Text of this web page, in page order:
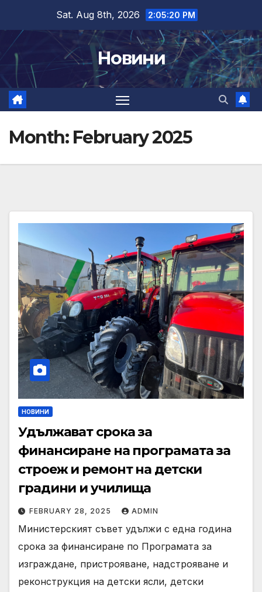
content
Sat. Aug 8th, 2026 2:05:22 PM
Новини
Month: February 2025
НОВИНИ
Удължават срока за
финансиране на програмата за
строеж и ремонт на детски
градини и училища
FEBRUARY 28, 2025 ADMIN
Министерският съвет удължи с една година
срока за финансиране по Програмата за
изграждане, пристрояване, надстрояване и
реконструкция на детски ясли, детски